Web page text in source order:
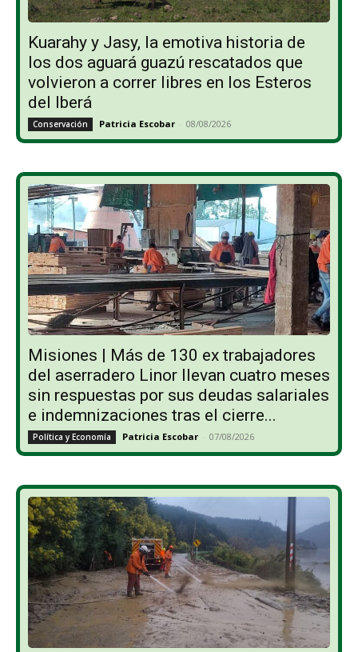
Kuarahy y Jasy, la emotiva historia de
los dos aguará guazú rescatados que
volvieron a correr libres en los Esteros
del Iberá
Conservación Patricia Escobar - 08/08/2026
Misiones | Más de 130 ex trabajadores
del aserradero Linor llevan cuatro meses
sin respuestas por sus deudas salariales
e indemnizaciones tras el cierre...
Política y Economía Patricia Escobar - 07/08/2026